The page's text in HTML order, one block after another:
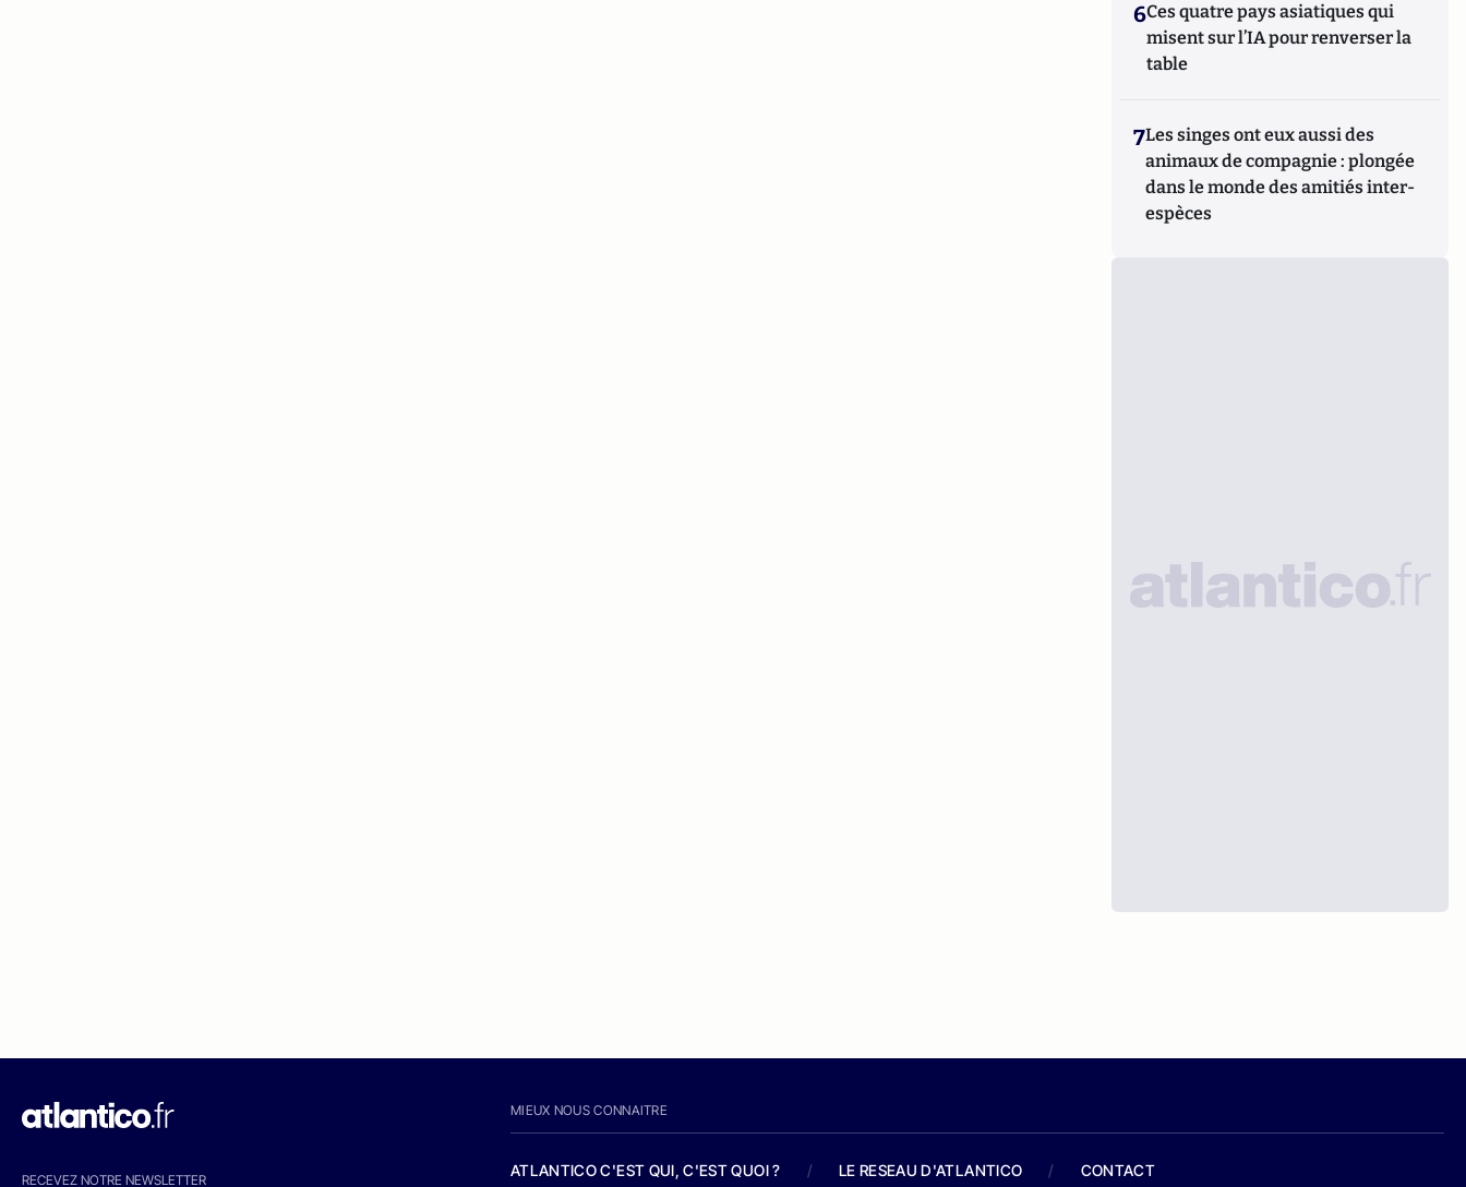
6Ces quatre pays asiatiques qui
misent sur l’IA pour renverser la
table
7Les singes ont eux aussi des
animaux de compagnie : plongée
dans le monde des amitiés inter-
espèces
RECEVEZ NOTRE NEWSLETTER
MIEUX NOUS CONNAITRE
ATLANTICO C'EST QUI, C'EST QUOI ? / LE RESEAU D'ATLANTICO / CONTACT